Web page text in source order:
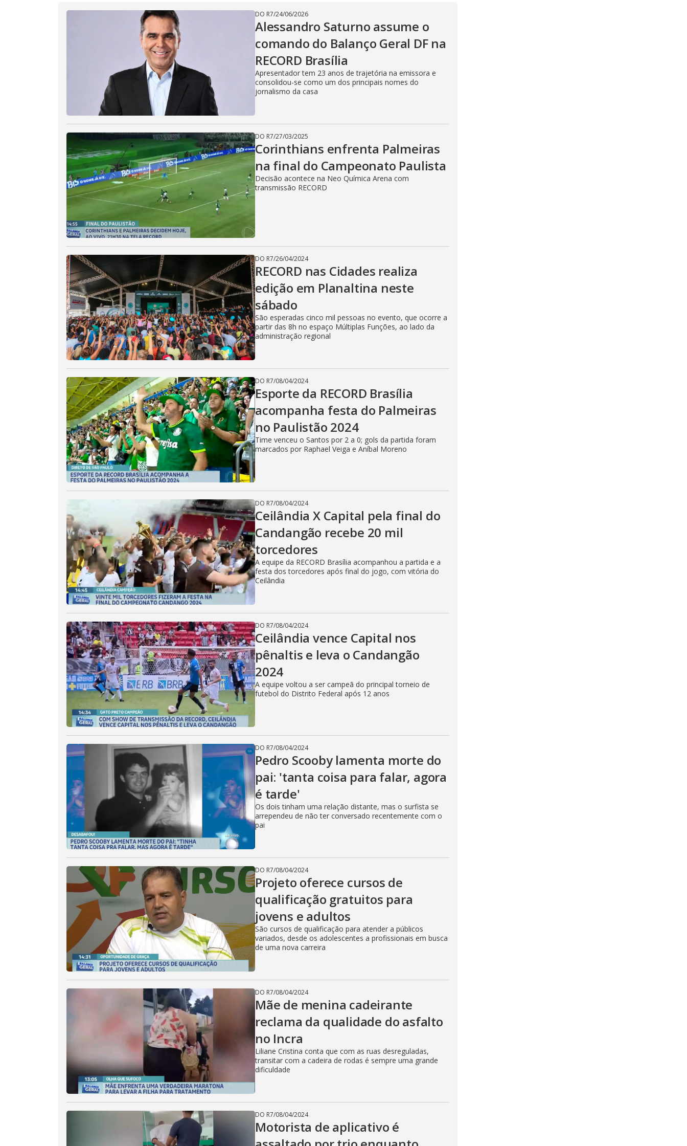
V
d
e
o
DO R7/24/06/2026
Alessandro Saturno assume o
comando do Balanço Geral DF na
RECORD Brasília
Apresentador tem 23 anos de trajetória na emissora e
consolidou-se como um dos principais nomes do
jornalismo da casa
DO R7/27/03/2025
Corinthians enfrenta Palmeiras
na final do Campeonato Paulista
Decisão acontece na Neo Química Arena com
transmissão RECORD
DO R7/26/04/2024
RECORD nas Cidades realiza
edição em Planaltina neste
sábado
São esperadas cinco mil pessoas no evento, que ocorre a
partir das 8h no espaço Múltiplas Funções, ao lado da
administração regional
DO R7/08/04/2024
Esporte da RECORD Brasília
acompanha festa do Palmeiras
no Paulistão 2024
Time venceu o Santos por 2 a 0; gols da partida foram
marcados por Raphael Veiga e Aníbal Moreno
DO R7/08/04/2024
Ceilândia X Capital pela final do
Candangão recebe 20 mil
torcedores
A equipe da RECORD Brasília acompanhou a partida e a
festa dos torcedores após final do jogo, com vitória do
Ceilândia
DO R7/08/04/2024
Ceilândia vence Capital nos
pênaltis e leva o Candangão
2024
A equipe voltou a ser campeã do principal torneio de
futebol do Distrito Federal após 12 anos
DO R7/08/04/2024
Pedro Scooby lamenta morte do
pai: 'tanta coisa para falar, agora
é tarde'
Os dois tinham uma relação distante, mas o surfista se
arrependeu de não ter conversado recentemente com o
pai
DO R7/08/04/2024
Projeto oferece cursos de
qualificação gratuitos para
jovens e adultos
São cursos de qualificação para atender a públicos
variados, desde os adolescentes a profissionais em busca
de uma nova carreira
DO R7/08/04/2024
Mãe de menina cadeirante
reclama da qualidade do asfalto
no Incra
Liliane Cristina conta que com as ruas desreguladas,
transitar com a cadeira de rodas é sempre uma grande
dificuldade
DO R7/08/04/2024
Motorista de aplicativo é